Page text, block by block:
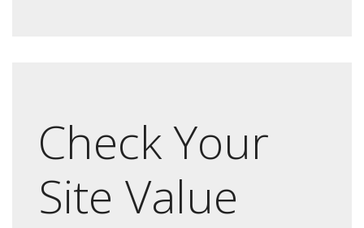
Check Your
Site Value